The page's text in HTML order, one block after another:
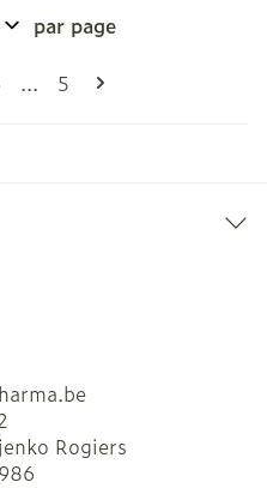
actuellement la page
... Page
5
par page
Rogiers